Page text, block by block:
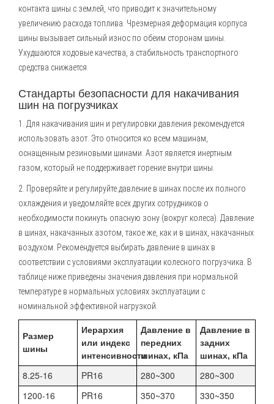
контакта шины с землей, что приводит к значительному
увеличению расхода топлива. Чрезмерная деформация корпуса
шины вызывает сильный износ по обеим сторонам шины.
Ухудшаются ходовые качества, а стабильность транспортного
средства снижается.
Стандарты безопасности для накачивания
шин на погрузчиках
1. Для накачивания шин и регулировки давления рекомендуется
использовать азот. Это относится ко всем машинам,
оснащенным резиновыми шинами. Азот является инертным
газом, который не поддерживает горение внутри шины.
2. Проверяйте и регулируйте давление в шинах после их полного
охлаждения и уведомляйте всех других сотрудников о
необходимости покинуть опасную зону (вокруг колеса). Давление
в шинах, накачанных азотом, такое же, как и в шинах, накачанных
воздухом. Рекомендуется выбирать давление в шинах в
соответствии с условиями эксплуатации колесного погрузчика. В
таблице ниже приведены значения давления при нормальной
температуре в нормальных условиях эксплуатации с
номинальной эффективной нагрузкой.
Размер
шины
Иерархия
или индекс
интенсивности
Давление в
передних
шинах, кПа
Давление в
задних
шинах, кПа
8.25-16
PR16 280~300
280~300
1200-16
PR16 350~370
330~350